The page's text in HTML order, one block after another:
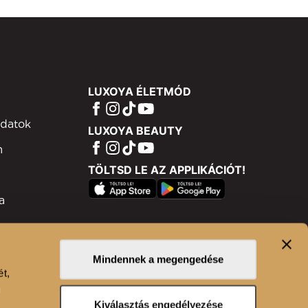
Mindennek a megengedése
Kiválasztás engedélyezése
LUXOYA ÉLETMÓD
LUXOYA BEAUTY
TÖLTSD LE AZ APPLIKÁCIÓT!